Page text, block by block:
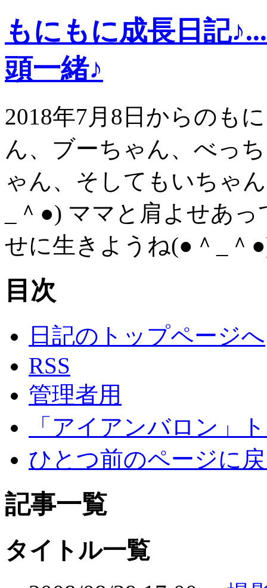
もにもに成長日記
頭一緒♪
2018年7月8日からのも
ん、ブーちゃん、べっ
ゃん、そしてもいちゃ
_＾●) ママと肩よせあ
せに生きようね(●＾_＾
目次
日記のトップページへ
RSS
管理者用
「アイアンバロン」
ひとつ前のページに
記事一覧
タイトル一覧